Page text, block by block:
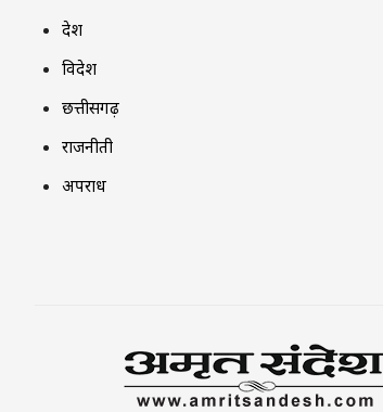
देश
विदेश
छत्तीसगढ़
राजनीती
अपराध